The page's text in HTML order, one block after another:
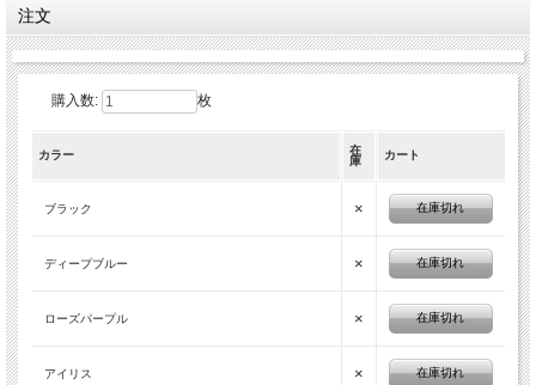
注文
購入数: 枚
カラー
在
庫
カート
ブラック × 在庫切れ
ディープブルー × 在庫切れ
ローズパープル × 在庫切れ
アイリス × 在庫切れ